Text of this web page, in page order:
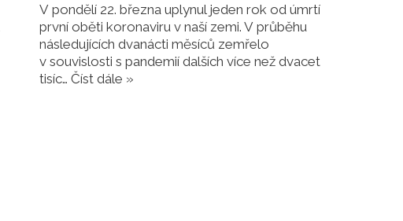
V pondělí 22. března uplynul jeden rok od úmrtí
první oběti koronaviru v naší zemi. V průběhu
následujících dvanácti měsíců zemřelo
v souvislosti s pandemií dalších více než dvacet
tisíc… Číst dále »